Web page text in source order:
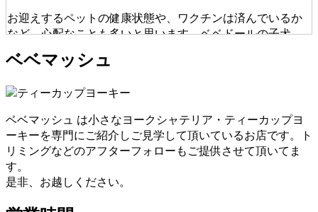
お迎えするペットの健康状態や、ワクチンは済んでいるか
など、心配なことも多いと思います。ベベドールの子犬
は、獣医師による健康診断を必ず受けております。ブリー
ダーが販売・購入に当たって安心できる育成を慎重に行っ
も安心してお迎えいただけます。ヨークシャーテリアのご
購入をお考えの際は、是非当店にご相談下さい。
2021.1.31
ヨークシャーテリアのご購入をお考えの際は、しっかり育
成としつけを行い、愛情たっぷりに接しているブリーダー
ベベマッシュ
ベベマッシュ は小さなヨークシャテリア・ティーカップヨ
ーキーを専門にご紹介しご見学して頂いているお店です。ト
リミングなどのアフターフォローもご提供させて頂いてま
す。
是非、お越しください。